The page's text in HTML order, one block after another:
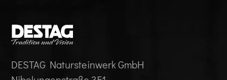
DESTAG Natursteinwerk GmbH